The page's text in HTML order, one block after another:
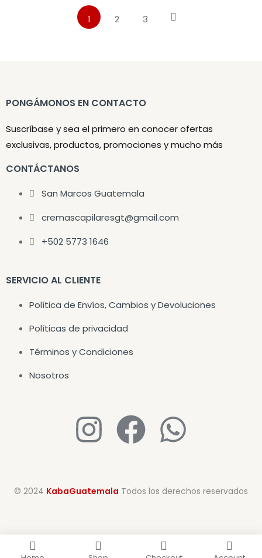
1 2 3
PONGÁMONOS EN CONTACTO
Suscríbase y sea el primero en conocer ofertas
exclusivas, productos, promociones y mucho más
CONTÁCTANOS
San Marcos Guatemala
cremascapilaresgt@gmail.com
+502 5773 1646
SERVICIO AL CLIENTE
Política de Envíos, Cambios y Devoluciones
Políticas de privacidad
Términos y Condiciones
Nosotros
© 2024 KabaGuatemala Todos los derechos reservados